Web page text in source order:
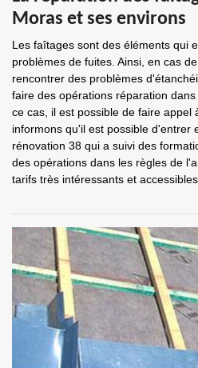
Moras et ses environs
Les faîtages sont des éléments qui
problèmes de fuites. Ainsi, en cas
rencontrer des problèmes
faire des opérations réparation
ce cas, il est possible de faire appel
informons qu'il est possible d'entrer
rénovation 38 qui a suivi des
des opérations dans les règles de
tarifs très intéressants et